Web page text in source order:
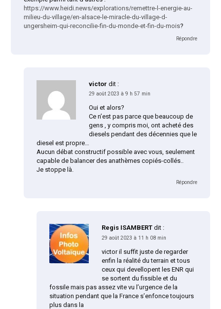
https://www.heidi.news/explorations/remettre-l-energie-au-
milieu-du-village/en-alsace-le-miracle-du-village-d-
ungersheim-qui-reconcilie-fin-du-monde-et-fin-du-mois?
Répondre
victor dit :
29 août 2023 à 9 h 57 min
Oui et alors?
Ce n’est pas parce que beaucoup de
gens , y compris moi, ont acheté des
diesels pendant des décennies que le
diesel est propre…
Aucun débat constructif possible avec vous, seulement
capable de balancer des anathèmes copiés-collés..
Je stoppe là.
Répondre
Regis ISAMBERT dit :
29 août 2023 à 11 h 08 min
victor il suffit juste de regarder
enfin la réalité du terrain et tous
ceux qui devellopent les ENR qui
se sortent du fissible et du
fossile mais pas assez vite vu l’urgence de la
situation pendant que la France s’enfonce toujours
plus dans la